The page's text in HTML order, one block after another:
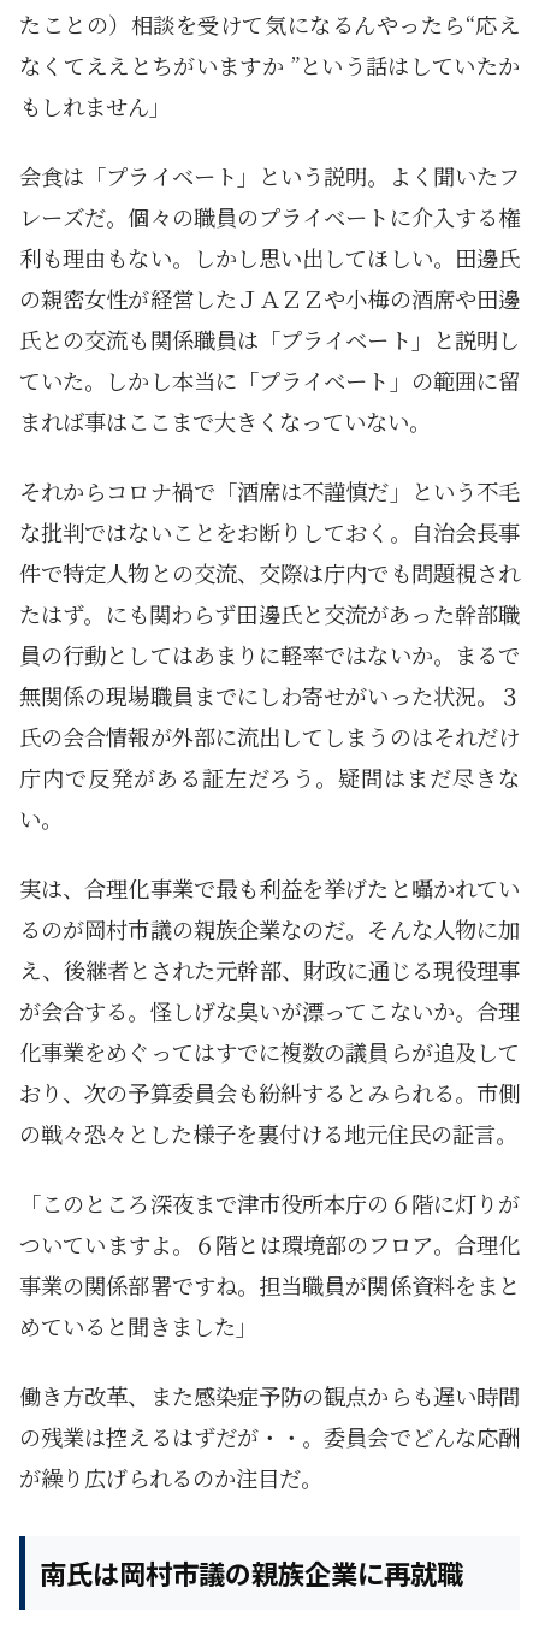
たことの）相談を受けて気になるんやったら“応え
なくてええとちがいますか ”という話はしていたか
もしれません」
会食は「プライベート」という説明。よく聞いたフ
レーズだ。個々の職員のプライベートに介入する権
利も理由もない。しかし思い出してほしい。田邊氏
の親密女性が経営したＪＡＺＺや小梅の酒席や田邊
氏との交流も関係職員は「プライベート」と説明し
ていた。しかし本当に「プライベート」の範囲に留
まれば事はここまで大きくなっていない。
それからコロナ禍で「酒席は不謹慎だ」という不毛
な批判ではないことをお断りしておく。自治会長事
件で特定人物との交流、交際は庁内でも問題視され
たはず。にも関わらず田邊氏と交流があった幹部職
員の行動としてはあまりに軽率ではないか。まるで
無関係の現場職員までにしわ寄せがいった状況。３
氏の会合情報が外部に流出してしまうのはそれだけ
庁内で反発がある証左だろう。疑問はまだ尽きな
い。
実は、合理化事業で最も利益を挙げたと囁かれてい
るのが岡村市議の親族企業なのだ。そんな人物に加
え、後継者とされた元幹部、財政に通じる現役理事
が会合する。怪しげな臭いが漂ってこないか。合理
化事業をめぐってはすでに複数の議員らが追及して
おり、次の予算委員会も紛糾するとみられる。市側
の戦々恐々とした様子を裏付ける地元住民の証言。
「このところ深夜まで津市役所本庁の６階に灯りが
ついていますよ。６階とは環境部のフロア。合理化
事業の関係部署ですね。担当職員が関係資料をまと
めていると聞きました」
働き方改革、また感染症予防の観点からも遅い時間
の残業は控えるはずだが・・。委員会でどんな応酬
が繰り広げられるのか注目だ。
南氏は岡村市議の親族企業に再就職